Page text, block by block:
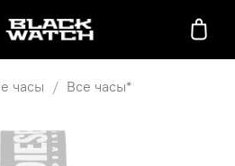
часы Все часы*